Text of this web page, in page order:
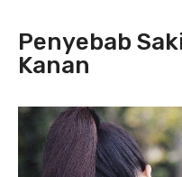
Penyebab
Kanan